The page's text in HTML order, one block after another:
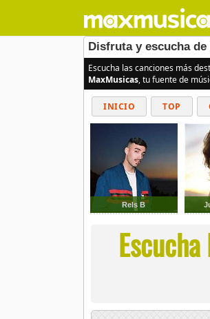
Disfruta y escucha
Escucha las canciones más
MaxMusicas, tu fuente de
INICIO TOP
Rels B